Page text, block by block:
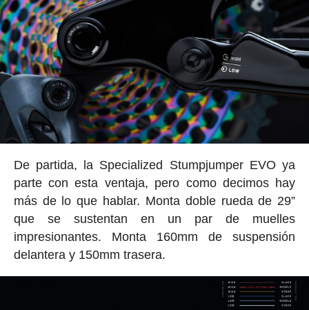
De partida, la Specialized Stumpjumper EVO ya
parte con esta ventaja, pero como decimos hay
más de lo que hablar. Monta doble rueda de 29”
que se sustentan en un par de muelles
impresionantes. Monta 160mm de suspensión
delantera y 150mm trasera.